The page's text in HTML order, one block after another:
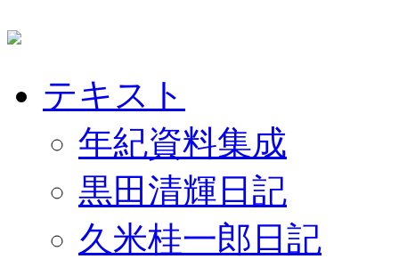
テキスト
年紀資料集成
黒田清輝日記
久米桂一郎日記